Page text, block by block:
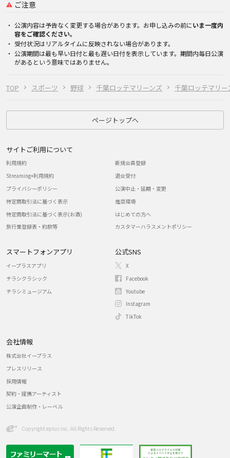
TOP スポーツ 野球 千葉ロッテマリーンズ 千葉ロッテマリ
ご注意
公演内容は予告なく変更する場合があります。お申し込みの前にいま一度内
容をご確認ください。
受付状況はリアルタイムに反映されない場合があります。
公演期間は最も早い日付と最も遅い日付を表示しています。期間内毎日公演
があるという意味ではありません。
ページトップへ
サイトご利用について
利用規約
Streaming+利用規約
プライバシーポリシー
特定商取引法に基づく表示
特定商取引法に基づく表示(お酒)
旅行業登録表・約款等
新規会員登録
退会受付
公演中止・延期・変更
推奨環境
はじめての方へ
カスタマーハラスメントポリシー
スマートフォンアプリ
イープラスアプリ
チラシクラシック
チラシミュージアム
公式SNS
X
Facebook
Youtube
Instagram
TikTok
会社情報
株式会社イープラス
プレスリリース
採用情報
契約・提携アーティスト
公演企画制作・レーベル
Copyright eplus inc. All Rights Reserved.